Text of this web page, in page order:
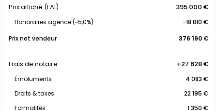
Prix affiché (FAI) 395 000 €
Honoraires agence (~5,0%)
-18 810 €
Prix net vendeur
376 190 €
Frais de notaire +27 628 €
Émoluments
4 083 €
Droits & taxes
22 195 €
Formalités
1 350 €